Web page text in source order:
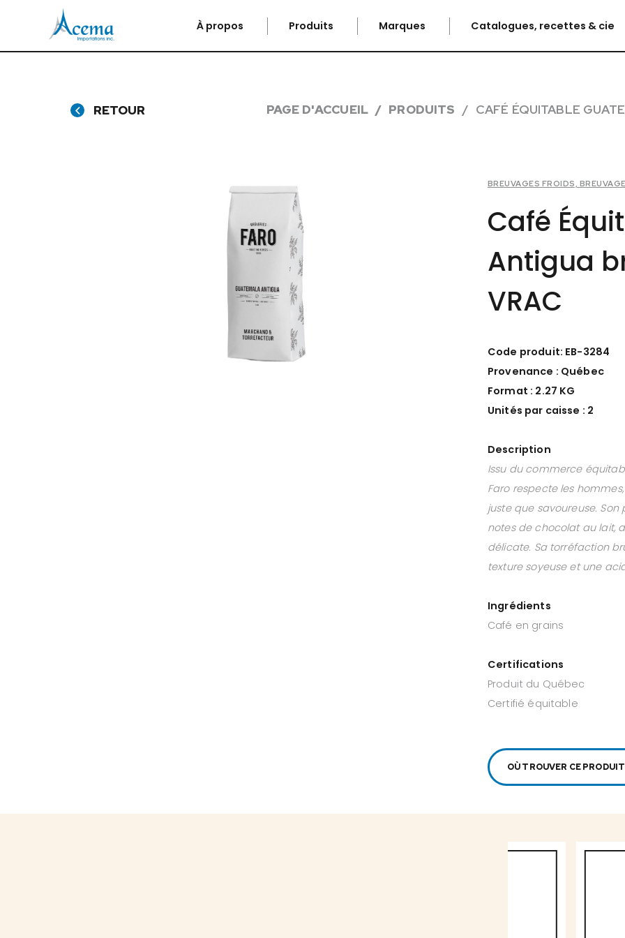
À propos Produits Marques Catalogues, recettes & cie
RETOUR PAGE D'ACCUEIL PRODUITS CAFÉ ÉQUITABLE
BREUVAGES FROIDS,
Café
Antigua
VRAC
Code produit: EB-3284
Provenance : Québec
Format : 2.27 KG
Unités par caisse : 2
Description
Issu du commerce
Faro respecte les
juste que savoureuse.
notes de chocolat au lait,
délicate. Sa torréfaction
texture soyeuse et une
Ingrédients
Café en grains
Certifications
Produit du Québec
Certifié équitable
OÙ TROUVER CE